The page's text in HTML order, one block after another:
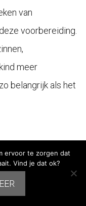
van
voorbereiding.
meer
belangrijk als het
over
voltooid
ervoor te zorgen dat
Vind je dat ok?